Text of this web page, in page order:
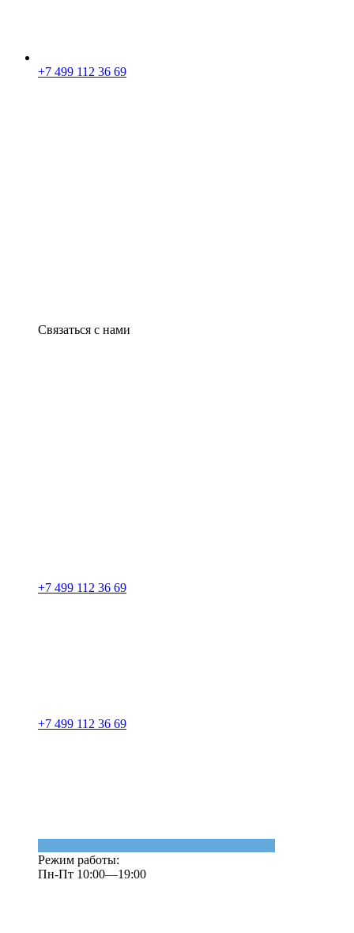
+7 499 112 36 69
Связаться с нами
+7 499 112 36 69
+7 499 112 36 69
Режим работы:
Пн-Пт 10:00—19:00